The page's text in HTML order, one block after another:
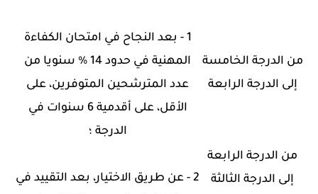
من الدرجة الخامسة
إلى الدرجة الرابعة
1 - بعد النجاح في امتحان الكفاءة
المهنية في حدود 14 % سنويا من
عدد المترشحين المتوفرين، على
الأقل، على أقدمية 6 سنوات في
الدرجة ؛
2 - عن طريق الاختيار، بعد التقييد في
من الدرجة الرابعة
إلى الدرجة الثالثة